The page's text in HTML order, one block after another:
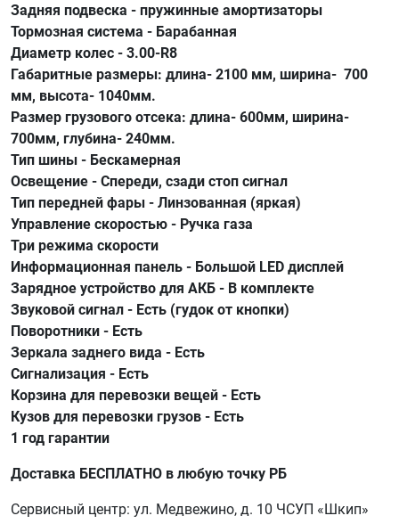
Задняя подвеска - пружинные амортизаторы
Тормозная система - Барабанная
Диаметр колес - 3.00-R8
Габаритные размеры: длина- 2100 мм, ширина- 700
мм, высота- 1040мм.
Размер грузового отсека: длина- 600мм, ширина-
700мм, глубина- 240мм.
Тип шины - Бескамерная
Освещение - Спереди, сзади стоп сигнал
Тип передней фары - Линзованная (яркая)
Управление скоростью - Ручка газа
Три режима скорости
Информационная панель - Большой LED дисплей
Зарядное устройство для АКБ - В комплекте
Звуковой сигнал - Есть (гудок от кнопки)
Поворотники - Есть
Зеркала заднего вида - Есть
Сигнализация - Есть
Корзина для перевозки вещей - Есть
Кузов для перевозки грузов - Есть
1 год гарантии
Доставка БЕСПЛАТНО в любую точку РБ
Сервисный центр: ул. Медвежино, д. 10 ЧСУП «Шкип»